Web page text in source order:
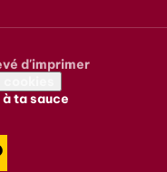
d'imprimer
ta sauce